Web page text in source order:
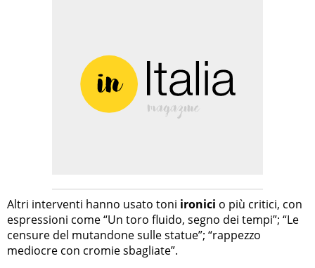
Altri interventi hanno usato toni ironici o più critici, con
espressioni come “Un toro fluido, segno dei tempi”; “Le
censure del mutandone sulle statue”; “rappezzo
mediocre con cromie sbagliate”.